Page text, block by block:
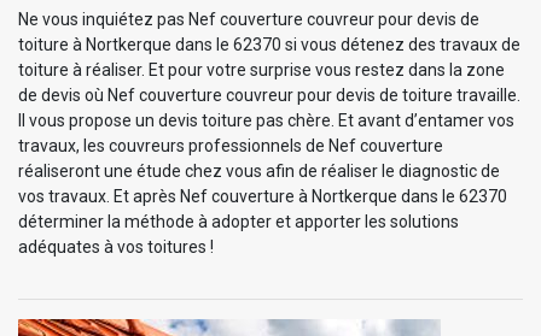
Ne vous inquiétez pas Nef couverture couvreur pour devis de
toiture à Nortkerque dans le 62370 si vous détenez des travaux de
toiture à réaliser. Et pour votre surprise vous restez dans la zone
de devis où Nef couverture couvreur pour devis de toiture travaille.
Il vous propose un devis toiture pas chère. Et avant d’entamer vos
travaux, les couvreurs professionnels de Nef couverture
réaliseront une étude chez vous afin de réaliser le diagnostic de
vos travaux. Et après Nef couverture à Nortkerque dans le 62370
déterminer la méthode à adopter et apporter les solutions
adéquates à vos toitures !